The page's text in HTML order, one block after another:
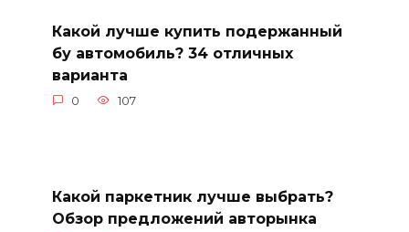
Какой лучше купить подержанный
бу автомобиль? 34 отличных
варианта
0 107
Какой паркетник лучше выбрать?
Обзор предложений авторынка